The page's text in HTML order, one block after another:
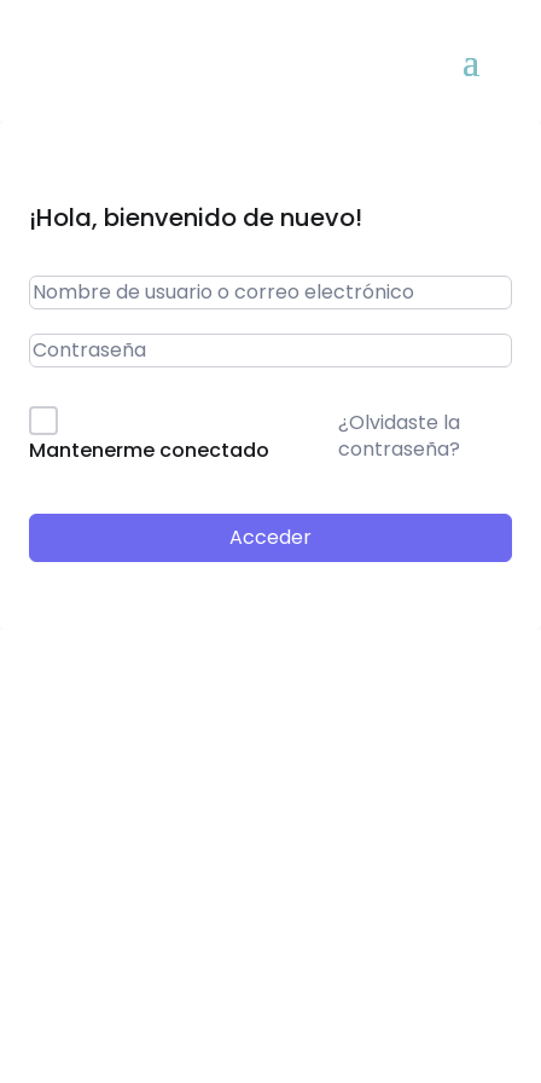
¡Hola, bienvenido de nuevo!
Mantenerme conectado
¿Olvidaste la
contraseña?
Acceder